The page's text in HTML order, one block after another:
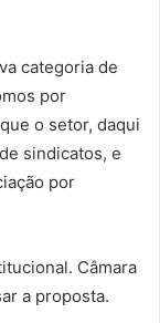
categoria de
por
o setor, daqui
sindicatos, e
por
Câmara
a proposta.